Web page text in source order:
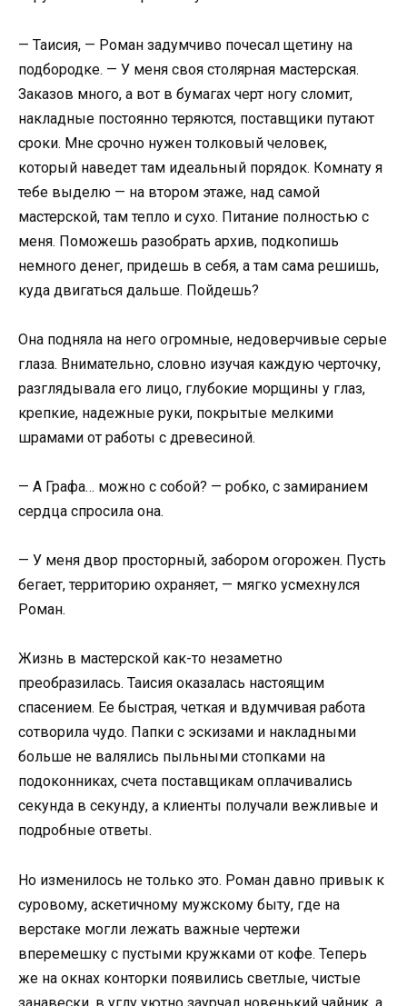
— Таисия, — Роман задумчиво почесал щетину на
подбородке. — У меня своя столярная мастерская.
Заказов много, а вот в бумагах черт ногу сломит,
накладные постоянно теряются, поставщики путают
сроки. Мне срочно нужен толковый человек,
который наведет там идеальный порядок. Комнату я
тебе выделю — на втором этаже, над самой
мастерской, там тепло и сухо. Питание полностью с
меня. Поможешь разобрать архив, подкопишь
немного денег, придешь в себя, а там сама решишь,
куда двигаться дальше. Пойдешь?
Она подняла на него огромные, недоверчивые серые
глаза. Внимательно, словно изучая каждую черточку,
разглядывала его лицо, глубокие морщины у глаз,
крепкие, надежные руки, покрытые мелкими
шрамами от работы с древесиной.
— А Графа… можно с собой? — робко, с замиранием
сердца спросила она.
— У меня двор просторный, забором огорожен. Пусть
бегает, территорию охраняет, — мягко усмехнулся
Роман.
Жизнь в мастерской как-то незаметно
преобразилась. Таисия оказалась настоящим
спасением. Ее быстрая, четкая и вдумчивая работа
сотворила чудо. Папки с эскизами и накладными
больше не валялись пыльными стопками на
подоконниках, счета поставщикам оплачивались
секунда в секунду, а клиенты получали вежливые и
подробные ответы.
Но изменилось не только это. Роман давно привык к
суровому, аскетичному мужскому быту, где на
верстаке могли лежать важные чертежи
вперемешку с пустыми кружками от кофе. Теперь
же на окнах конторки появились светлые, чистые
занавески, в углу уютно заурчал новенький чайник, а